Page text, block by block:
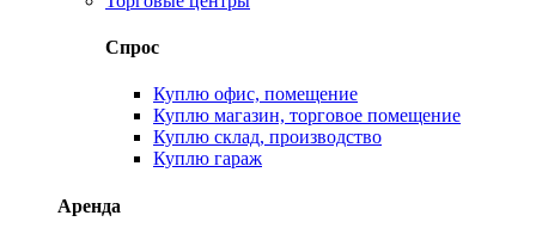
Спрос
Куплю офис, помещение
Куплю магазин, торговое помещение
Куплю склад, производство
Куплю гараж
Аренда